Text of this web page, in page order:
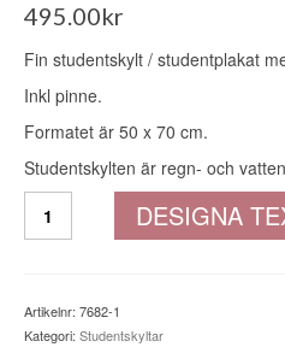
495.00kr
Fin studentskylt / studentplakat
Inkl pinne.
Formatet är 50 x 70 cm.
Studentskylten är regn- och
Sommar
DESIGNA
Artikelnr: 7682-1
Kategori: Studentskyltar